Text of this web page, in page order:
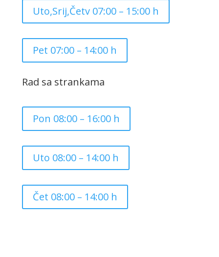
Uto,Srij,Četv 07:00 – 15:00 h
Pet 07:00 – 14:00 h
Rad sa strankama
Pon 08:00 – 16:00 h
Uto 08:00 – 14:00 h
Čet 08:00 – 14:00 h